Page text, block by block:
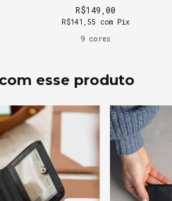
R$149,00
R$141,55 com Pix
9 cores
esse produto